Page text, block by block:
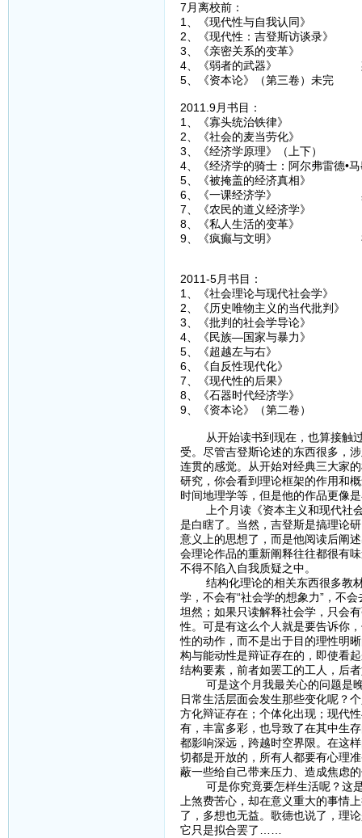
7月离校前：
1、《现代性与自我认同》
2、《现代性：吉登斯访谈录
3、《亲密关系的变革》
4、《弱者的武器》 斯
5、《资本论》（第三卷）未
2011.9月书目：
1、《寡头统治铁律》
2、《社会的麦当劳化》
3、《经济学原理》（上下
4、《经济学的骑士：阿尔弗雷德
5、《被掩盖的经济真相》
6、《一课经济学》 黑
7、《农民的道义经济学》
8、《私人生活的变革》
9、《疯癫与文明》
2011-5月书目：
1、《社会理论与现代社会
2、《历史唯物主义的当代
3、《批判的社会学导论
4、《民族—国家与暴力
5、《超越左与右》
6、《自反性现代化》
7、《现代性的后果》
8、《石器时代经济学
9、《资本论》（第二
从开始读书到现在，也算接触过
受。尽管吉登斯论述的东西很多，
连贯的感觉。从开始对经典三大家
研究，你会看到理论框架的作用和
时间地理学等，但是他的作品更像
上个月读《资本主义和现代社会
是白瞎了。当然，吉登斯是搞理论
意义上的思想了，而是他阅读后阐
会理论作品的重新阐释往往都很有
不得不陷入自我质疑之中。
结构化理论的相关东西很多教材
学，不会有“社会学的想象力”，不
坦然；如果只读解释社会学，只会
性。可是有这么个人就是要告诉你
性的动作，而不是出于目的理性明
构与能动性是辩证存在的，即使看
结构要素，前者如罢工的工人，后
可是这个月我最关心的问题是晚
日常生活层面会发生那些变化呢？
方化辩证存在；个体化出现；现代
有，丰富多彩，也导致了在其中生
都影响深远，跨越时空界限。在这
切都是开放的，所有人都要有心理
蔽一些给自己带来压力、造成焦虑
可是你究竟要怎样生活呢？这是
上煞费苦心，却在意义重大的事情
了，多想也无益。歌德也说了，理
它只是拟合罢了……